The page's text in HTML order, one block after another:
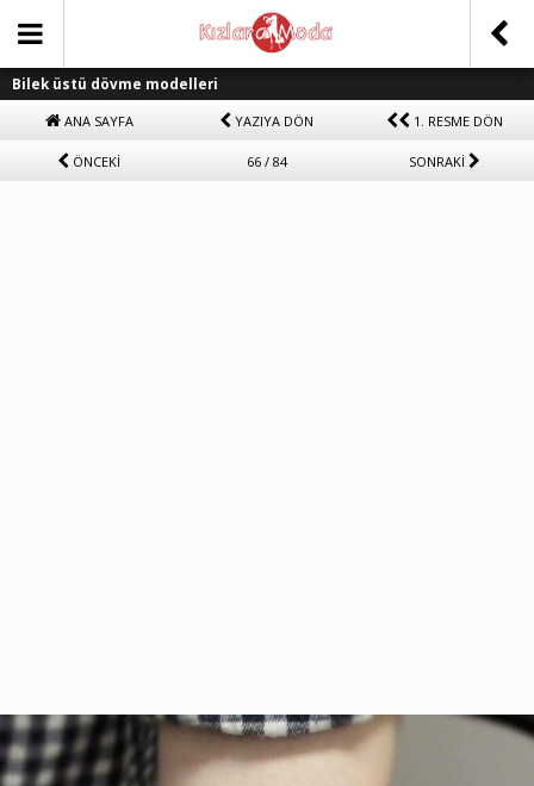
Bilek üstü dövme modelleri
ANA SAYFA YAZIYA DÖN 1. RESME DÖN
ÖNCEKİ 66 / 84 SONRAKİ